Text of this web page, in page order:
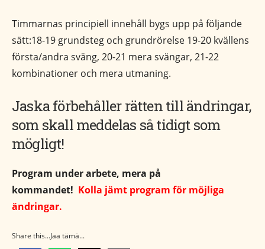
Timmarnas principiell innehåll bygs upp på följande
sätt:18-19 grundsteg och grundrörelse 19-20 kvällens
första/andra sväng, 20-21 mera svängar, 21-22
kombinationer och mera utmaning.
Jaska förbehåller rätten till ändringar,
som skall meddelas så tidigt som
mögligt!
Program under arbete, mera på
kommandet! Kolla jämt program för möjliga
ändringar.
Share this...Jaa tämä...